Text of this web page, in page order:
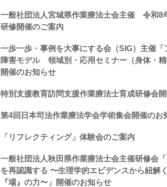
一般社団法人宮城県作業療法士会主催 令和8
研修開催のご案内
一歩一歩・事例を大事にする会（SIG）主催「
障害モデル 領域別・応用セミナー（身体・精
開催のお知らせ
特別支援教育訪問支援作業療法士育成研修会
第4回日本司法作業療法学会学術集会開催のお
「リフレクティング」体験会のご案内
一般社団法人秋田県作業療法士会主催研修会
を再認識する 〜生理学的エビデンスから紐解
『場』の力〜」開催のお知らせ